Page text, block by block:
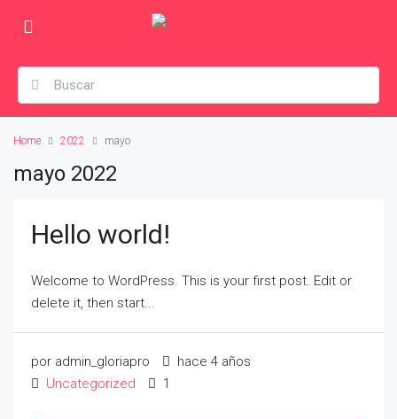
Home 2022 mayo
mayo 2022
Hello world!
Welcome to WordPress. This is your first post. Edit or
delete it, then start...
por admin_gloriapro
hace 4 años
Uncategorized
1